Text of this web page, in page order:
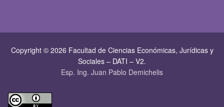
Copyright © 2026 Facultad de Ciencias Económicas, Jurí­dicas y
Sociales – DATI – V2.
Esp. Ing. Juan Pablo Demichelis